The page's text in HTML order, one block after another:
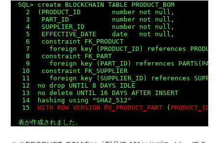
SQL> create BLOCKCHAIN TABLE PRODUCT_BOM
  2  (PRODUCT_ID        number not null,
  3   PART_ID           number not null,
  4   SUPPLIER_ID       number not null,
  5   EFFECTIVE_DATE    date   not null,
  6   constraint FK_PRODUCT
7     foreign key (PRODUCT_ID) references
  8   constraint FK_PART
9     foreign key (PART_ID) references
10   constraint FK_SUPPLIER
11     foreign key (SUPPLIER_ID) references
12  no drop UNTIL 8 DAYS IDLE
13  no delete UNTIL 16 DAYS AFTER INSERT
14  hashing using "SHA2_512"
15 WITH ROW VERSION RV_PRODUCT_PART ( PRODUCT_ID